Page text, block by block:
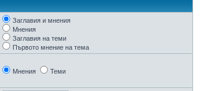
Заглавия и мнения
Мнения
Заглавия на теми
Първото мнение на тема
Мнения Теми